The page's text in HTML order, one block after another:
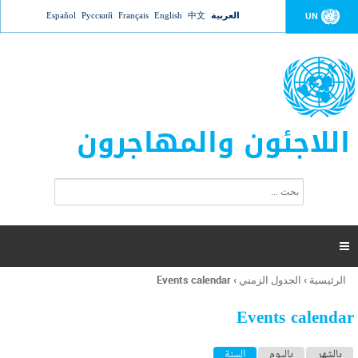
Jump to navigation UN العربية 中文
English
Français
Русский
Español
اللاجئون والمهاجرون
ت
ر
ل
ح
ب

أنت
هنا
الرئيسية › الجدول الزمني ›
Events calendar
Events calendar